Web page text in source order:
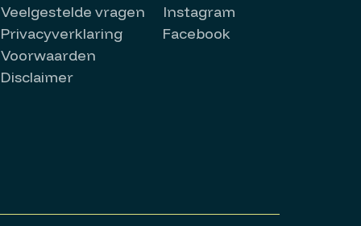
Veelgestelde vragen
Privacyverklaring
Voorwaarden
Disclaimer
Instagram
Facebook